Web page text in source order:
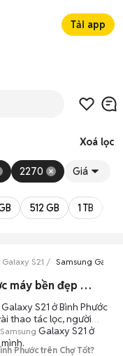
Tải app
Xoá lọc
2270 Giá
512 GB 1 TB
S21 Samsung Galaxy
0 Samsung Galaxy S21 ở Bình Phước máy bền đẹp đang bán 08/2026
Galaxy S21 ở Bình Phước
thao tác lọc, người
Samsung Galaxy S21 ở
Phước trên Chợ Tốt?